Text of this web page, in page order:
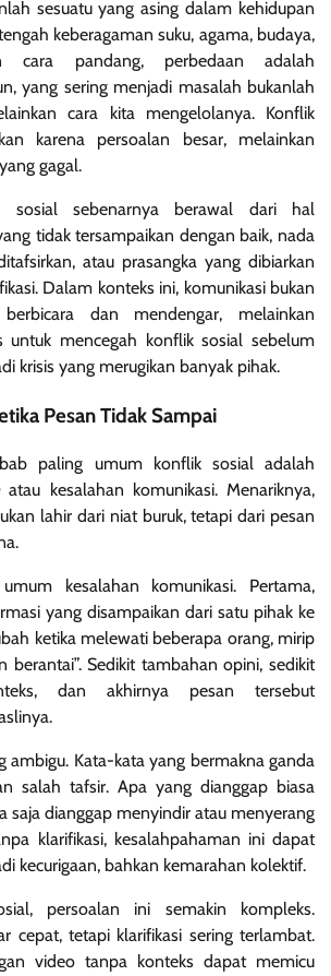
sesuatu yang asing dalam kehidupan
keberagaman suku, agama, budaya,
cara pandang, perbedaan adalah
yang sering menjadi masalah bukanlah
cara kita mengelolanya. Konflik
karena persoalan besar, melainkan
yang gagal.
sosial sebenarnya berawal dari hal
tidak tersampaikan dengan baik, nada
atau prasangka yang dibiarkan
Dalam konteks ini, komunikasi bukan
dan mendengar, melainkan
untuk mencegah konflik sosial sebelum
krisis yang merugikan banyak pihak.
Pesan Tidak Sampai
paling umum konflik sosial adalah
atau kesalahan komunikasi. Menariknya,
lahir dari niat buruk, tetapi dari pesan
kesalahan komunikasi. Pertama,
yang disampaikan dari satu pihak ke
ketika melewati beberapa orang, mirip
berantai”. Sedikit tambahan opini, sedikit
dan akhirnya pesan tersebut
ambigu. Kata-kata yang bermakna ganda
salah tafsir. Apa yang dianggap biasa
saja dianggap menyindir atau menyerang
klarifikasi, kesalahpahaman ini dapat
kecurigaan, bahkan kemarahan kolektif.
persoalan ini semakin kompleks.
cepat, tetapi klarifikasi sering terlambat.
video tanpa konteks dapat memicu